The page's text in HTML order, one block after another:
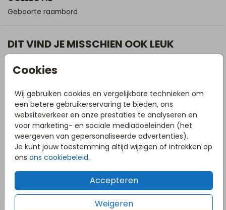
Cookies
Wij gebruiken cookies en vergelijkbare technieken om
een betere gebruikerservaring te bieden, ons
websiteverkeer en onze prestaties te analyseren en
voor marketing- en sociale mediadoeleinden (het
weergeven van gepersonaliseerde advertenties).
Je kunt jouw toestemming altijd wijzigen of intrekken op
ons ons cookiebeleid.
Accepteren
Weigeren
Geboorte raambord
DIT VIND JE MISSCHIEN OOK LEUK